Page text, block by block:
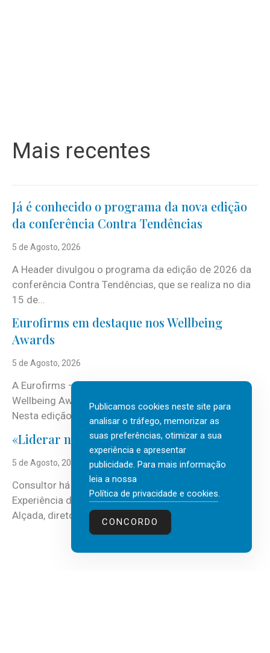
Mais recentes
Já é conhecido o programa da nova edição
da conferência Contra Tendências
5 de Agosto, 2026
A Header divulgou o programa da edição de 2026 da
conferência Contra Tendências, que se realiza no dia
15 de...
Eurofirms em destaque nos Wellbeing
Awards
5 de Agosto, 2026
A Eurofirms – People first está de regresso aos
Wellbeing Awards, integrando o Top Wellbeing 2026.
Nesta edição, a multinacional...
«Liderar não é um talento místico.»
5 de Agosto, 2026
Consultor há mais de três décadas nas áreas de
Experiência do Cliente, Vendas e Liderança, Manuel
Alçada, diretor executivo da...
Publicamos cookies neste site para
analisar o tráfego, memorizar as
suas preferências, otimizar a sua
experiência e apresentar
publicidade. Para mais informação
leia a nossa
Política de privacidade e cookies.
CONCORDO